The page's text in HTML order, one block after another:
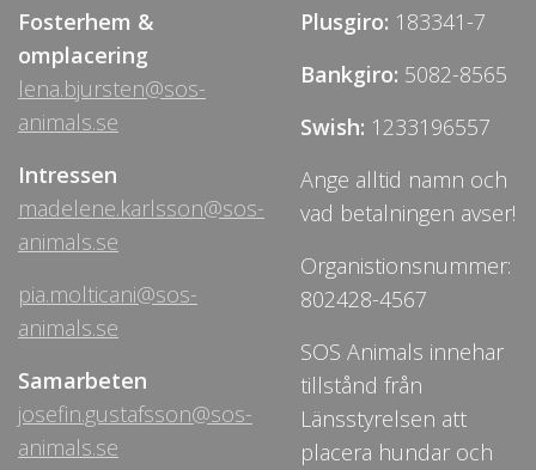
Fosterhem &
omplacering
lena.bjursten@sos-
animals.se
Intressen
madelene.karlsson@sos-
animals.se
pia.molticani@sos-
animals.se
Samarbeten
josefin.gustafsson@sos-
animals.se
Plusgiro: 183341-7
Bankgiro: 5082-8565
Swish: 1233196557
Ange alltid namn och
vad betalningen avser!
Organistionsnummer:
802428-4567
SOS Animals innehar
tillstånd från
Länsstyrelsen att
placera hundar och